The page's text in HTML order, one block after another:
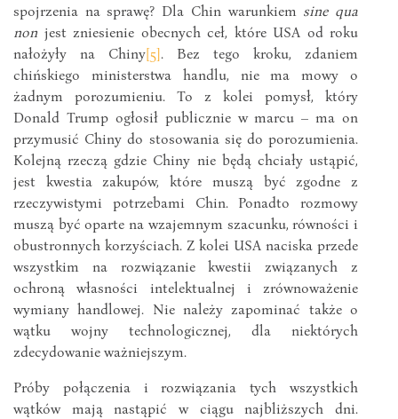
spojrzenia na sprawę? Dla Chin warunkiem sine qua
non jest zniesienie obecnych ceł, które USA od roku
nałożyły na Chiny[5]. Bez tego kroku, zdaniem
chińskiego ministerstwa handlu, nie ma mowy o
żadnym porozumieniu. To z kolei pomysł, który
Donald Trump ogłosił publicznie w marcu – ma on
przymusić Chiny do stosowania się do porozumienia.
Kolejną rzeczą gdzie Chiny nie będą chciały ustąpić,
jest kwestia zakupów, które muszą być zgodne z
rzeczywistymi potrzebami Chin. Ponadto rozmowy
muszą być oparte na wzajemnym szacunku, równości i
obustronnych korzyściach. Z kolei USA naciska przede
wszystkim na rozwiązanie kwestii związanych z
ochroną własności intelektualnej i zrównoważenie
wymiany handlowej. Nie należy zapominać także o
wątku wojny technologicznej, dla niektórych
zdecydowanie ważniejszym.
Próby połączenia i rozwiązania tych wszystkich
wątków mają nastąpić w ciągu najbliższych dni.